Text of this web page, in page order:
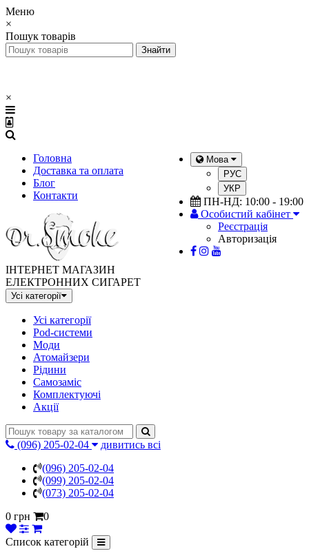
Меню
×
Пошук товарів
×
Головна
Доставка та оплата
Блог
Контакти
Мова
РУС
УКР
ПН-НД: 10:00 - 19:00
Особистий кабінет
Реєстрація
Авторизація
ІНТЕРНЕТ МАГАЗИН
ЕЛЕКТРОННИХ СИГАРЕТ
Усі категорії
Усі категорії
Pod-системи
Моди
Атомайзери
Рідини
Самозаміс
Комплектуючі
Акції
(096) 205-02-04
дивитись всі
(096) 205-02-04
(099) 205-02-04
(073) 205-02-04
0 грн
0
Список категорій